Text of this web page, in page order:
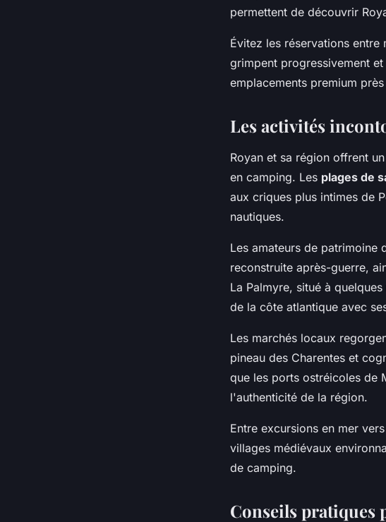
permettent de découvrir
Évitez les réservations
grimpent progressivement
emplacements premium
Les activités
Royan et sa région offrent
en camping. Les plages de
aux criques plus intimes de
nautiques.
Les amateurs de patrimoine
reconstruite après-guerre,
La Palmyre, situé à
de la côte atlantique avec
Les marchés locaux
pineau des Charentes et
que les ports ostréicoles de
l'authenticité de la région.
Entre excursions en mer
villages médiévaux
de camping.
Conseils pratiques